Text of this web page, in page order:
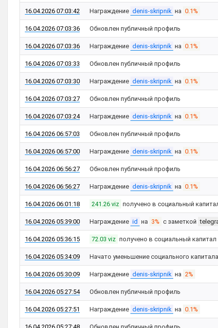
16.04.2026 07:03:42 Награждение denis-skripnik на 0.1%
16.04.2026 07:03:36 Обновлен публичный профиль
16.04.2026 07:03:36 Награждение denis-skripnik на 0.1%
16.04.2026 07:03:33 Обновлен публичный профиль
16.04.2026 07:03:30 Награждение denis-skripnik на 0.1%
16.04.2026 07:03:27 Обновлен публичный профиль
16.04.2026 07:03:24 Награждение denis-skripnik на 0.1%
16.04.2026 06:57:03 Обновлен публичный профиль
16.04.2026 06:57:00 Награждение denis-skripnik на 0.1%
16.04.2026 06:56:27 Обновлен публичный профиль
16.04.2026 06:56:27 Награждение denis-skripnik на 0.1%
16.04.2026 06:01:18 241.26 viz получено в социальный
16.04.2026 05:39:00 Награждение id на 3% с заметкой
16.04.2026 05:36:15 72.03 viz получено в социальный
16.04.2026 05:34:09 Начато уменьшение социального
16.04.2026 05:30:09 Награждение denis-skripnik на 2%
16.04.2026 05:27:54 Обновлен публичный профиль
16.04.2026 05:27:51 Награждение denis-skripnik на 0.1%